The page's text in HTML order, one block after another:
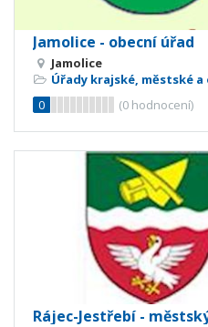
Jamolice - obecní úřad
Jamolice
Úřady krajské, městské
0
(0 hodnocení)
Rájec-Jestřebí -